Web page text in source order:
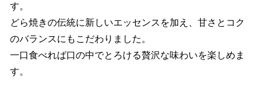
す。
どら焼きの伝統に新しいエッセンスを加え、甘さとコク
のバランスにもこだわりました。
一口食べれば口の中でとろける贅沢な味わいを楽しめま
す。